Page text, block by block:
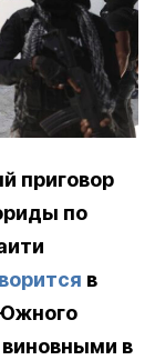
приговор
по
в
в